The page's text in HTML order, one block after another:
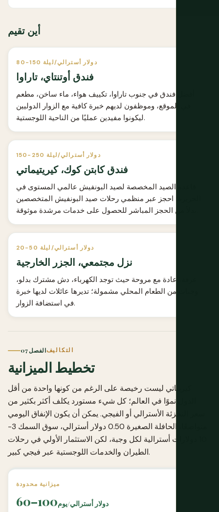
أين تقيم
80-150 دولار أسترالي/ليلة
فندق أوتنتاي، تاراوا
أفضل فندق في جنوب تاراوا، تكييف هواء، ماء ساخن، مطعم
في الموقع، وموظفون لديهم خبرة كافية مع الزوار الدوليين
ليكونوا مفيدين عمليًا من الناحية اللوجستية.
150-250 دولار أسترالي/ليلة
فندق كابتن كوك، كيريتيماتي
قاعدة الصيد المخصصة لصيد البونفيش عالمي المستوى في
الجزيرة؛ احجز عبر منظمي رحلات صيد البونفيش المتخصصين
20-50 دولار أسترالي/ليلة
نزل مجتمعي، الجزر الخارجية
غرفة، عادة مع مروحة حيث توجد الكهرباء، دش مشترك بدلو،
وجبات من الطعام المحلي مشمولة؛ تديرها عائلات لديها خبرة
في استضافة الزوار.
الفصل 07التكاليف
تخطيط الميزانية
كيريباتي ليست رخيصة على الرغم من كونها واحدة من أقل
الدول نموًا في العالم؛ كل شيء مستورد يكلف أكثر بكثير من
سعر التجزئة الأسترالي أو الفيجي. يمكن أن يكون الإنفاق اليومي
متواضعًا، الحافلة الصغيرة 0.50 دولار أسترالي، سوق السمك 3-
10 دولارات أسترالية لكل وجبة، لكن الاستثمار الأولي في رحلات
الطيران والخدمات اللوجستية عبر فيجي كبير.
ميزانية محدودة
60–100دولار أسترالي/يوم